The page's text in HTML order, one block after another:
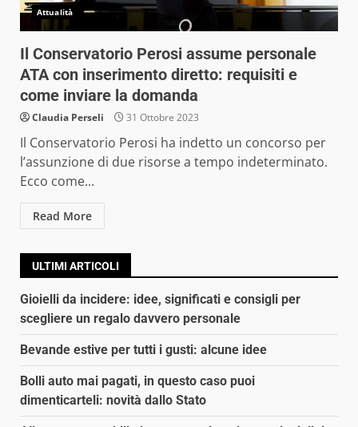
Attualità
Il Conservatorio Perosi assume personale
ATA con inserimento diretto: requisiti e
come inviare la domanda
Claudia Perseli 31 Ottobre 2023
Il Conservatorio Perosi ha indetto un concorso per
l’assunzione di due risorse a tempo indeterminato.
Ecco come...
Read More
ULTIMI ARTICOLI
Gioielli da incidere: idee, significati e consigli per
scegliere un regalo davvero personale
Bevande estive per tutti i gusti: alcune idee
Bolli auto mai pagati, in questo caso puoi
dimenticarteli: novità dallo Stato